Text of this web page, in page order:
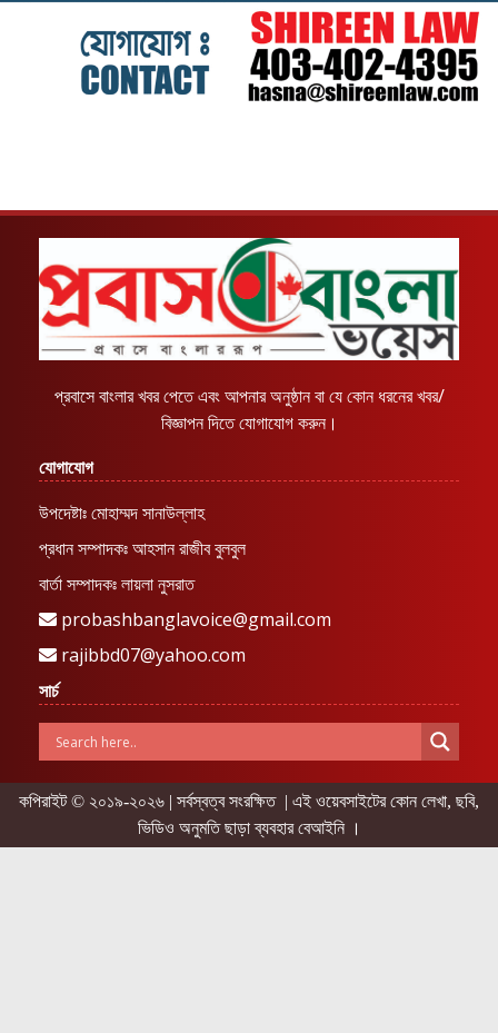
প্রবাসে বাংলার খবর পেতে এবং আপনার অনুষ্ঠান বা যে কোন ধরনের খবর/
বিজ্ঞাপন দিতে যোগাযোগ করুন।
যোগাযোগ
উপদেষ্টাঃ মোহাম্মদ সানাউল্লাহ
প্রধান সম্পাদকঃ আহসান রাজীব বুলবুল
বার্তা সম্পাদকঃ লায়লা নুসরাত
probashbanglavoice@gmail.com
rajibbd07@yahoo.com
সার্চ
কপিরাইট © ২০১৯-২০২৬ | সর্বস্বত্ব সংরক্ষিত | এই ওয়েবসাইটের কোন লেখা, ছবি,
ভিডিও অনুমতি ছাড়া ব্যবহার বেআইনি ।